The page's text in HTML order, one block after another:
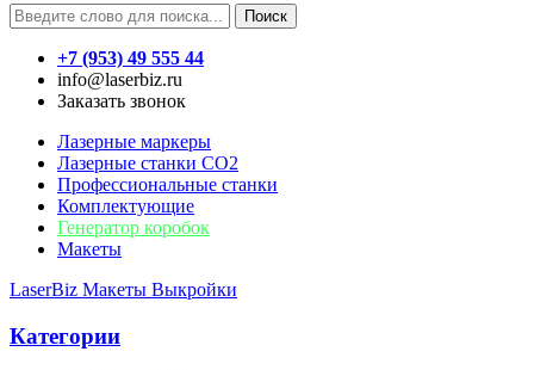
Поиск
+7 (953) 49 555 44
info@laserbiz.ru
Заказать звонок
Лазерные маркеры
Лазерные станки CO2
Профессиональные станки
Комплектующие
Генератор коробок
Макеты
LaserBiz Макеты Выкройки
Категории